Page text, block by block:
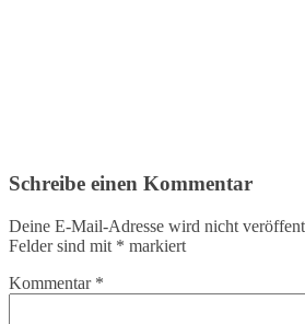
Schreibe einen Kommentar
Deine E-Mail-Adresse wird nicht
Felder sind mit * markiert
Kommentar *